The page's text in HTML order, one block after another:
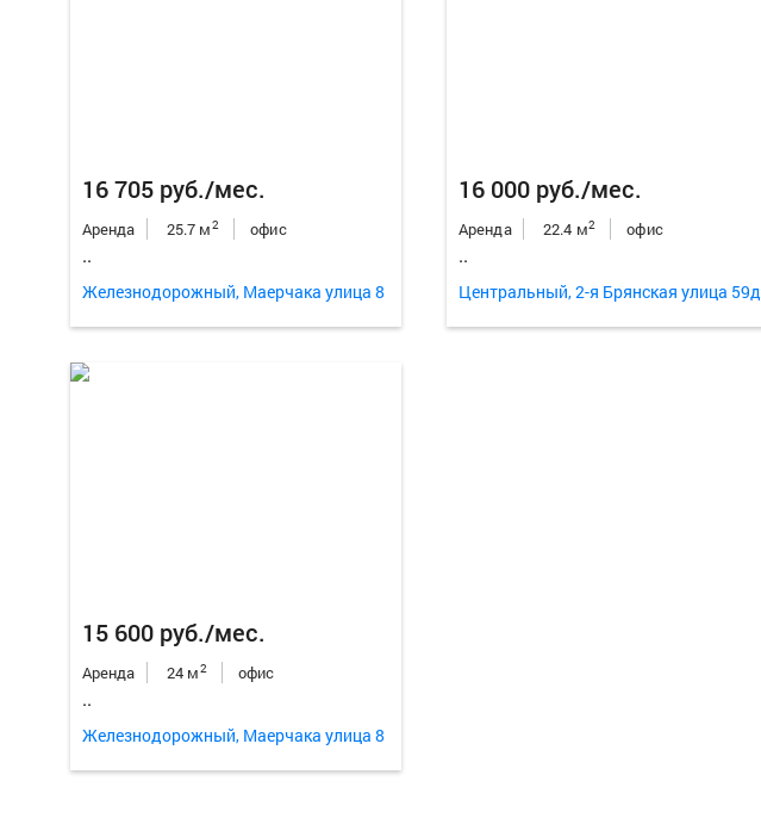
16 705 руб./мес.
Аренда 25.7 м2 офис
..
Железнодорожный, Маерчака улица 8
16 000 руб./мес.
Аренда 22.4 м2 офис
..
Центральный, 2-я Брянская улица 59д
15 600 руб./мес.
Аренда 24 м2 офис
..
Железнодорожный, Маерчака улица 8